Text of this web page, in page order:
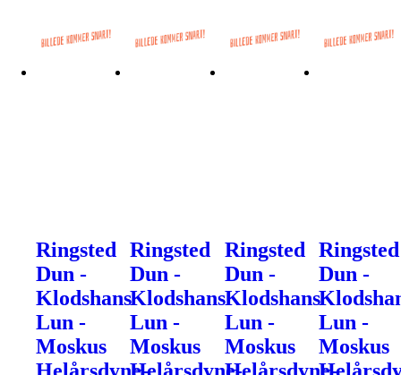
Ringsted
Dun -
Klodshans
Lun -
Moskus
Helårsdyne-
Ringsted
Dun -
Klodshans
Lun -
Moskus
Helårsdyne-
Ringsted
Dun -
Klodshans
Lun -
Moskus
Helårsdyne-
Ringsted
Dun -
Lun -
Moskus